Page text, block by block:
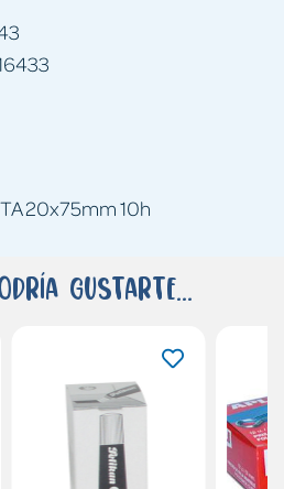
20x75mm 10h
gustarte...